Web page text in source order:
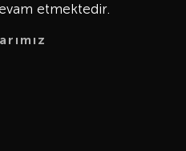
etmektedir.